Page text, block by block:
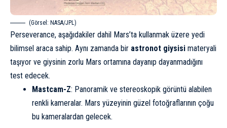
(Görsel: NASA/JPL)
Perseverance, aşağıdakiler dahil Mars’ta kullanmak üzere yedi
bilimsel araca sahip. Aynı zamanda bir astronot giysisi materyali
taşıyor ve giysinin zorlu Mars ortamına dayanıp dayanmadığını
test edecek.
Mastcam-Z: Panoramik ve stereoskopik görüntü alabilen
renkli kameralar. Mars yüzeyinin güzel fotoğraflarının çoğu
bu kameralardan gelecek.